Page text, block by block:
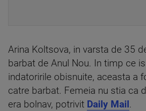
Arina Koltsova, in varsta de 35
barbat de Anul Nou. In timp ce
indatoririle obisnuite, aceasta a
catre barbat. Femeia nu stia ca
era bolnav, potrivit Daily Mail .